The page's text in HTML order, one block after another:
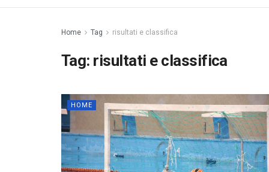
Home Tag risultati e classifica
Tag: risultati e classifica
HOME